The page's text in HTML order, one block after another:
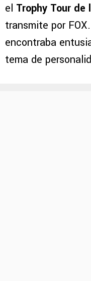
el Trophy Tour de
transmite por
encontraba
tema de